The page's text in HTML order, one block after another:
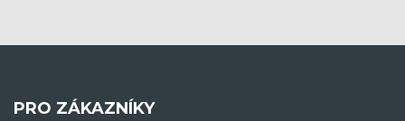
PRO ZÁKAZNÍKY